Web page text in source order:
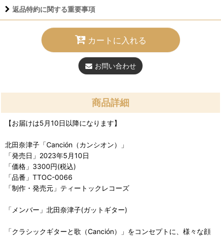
返品特約に関する重要事項
カートに入れる
お問い合わせ
商品詳細
【お届けは5月10日以降になります】
北田奈津子「Canción（カンシオン）」
「発売日」2023年5月10日
「価格」3300円(税込)
「品番」TTOC-0066
「制作・発売元」ティートックレコーズ
「メンバー」北田奈津子(ガットギター)
「クラシックギターと歌（Canción）」をコンセプトに、様々な顔